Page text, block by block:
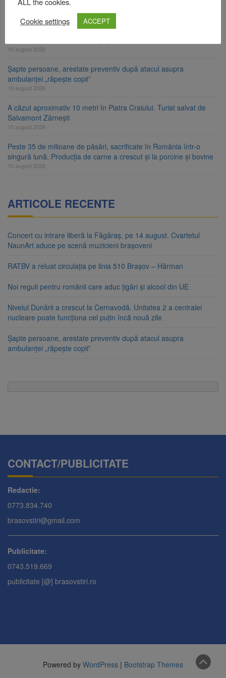
Nivelul Dunării a crescut la Cernavodă. Unitatea 2 a centralei
10 august 2026
Șapte persoane, arestate preventiv după atacul asupra
ambulanței „răpește copii”
10 august 2026
A căzut aproximativ 10 metri în Piatra Craiului. Turist salvat de
Salvamont Zărnești
10 august 2026
Peste 35 de milioane de păsări, sacrificate în România într-o
singură lună. Producția de carne a crescut și la porcine și bovine
10 august 2026
ARTICOLE RECENTE
Concert cu intrare liberă la Făgăraș, pe 14 august. Cvartetul
NaunArt aduce pe scenă muzicieni brașoveni
RATBV a reluat circulația pe linia 510 Brașov – Hărman
Noi reguli pentru românii care aduc țigări și alcool din UE
Nivelul Dunării a crescut la Cernavodă. Unitatea 2 a centralei
nucleare poate funcționa cel puțin încă nouă zile
Șapte persoane, arestate preventiv după atacul asupra
ambulanței „răpește copii”
CONTACT/PUBLICITATE
Redactie:
0773.834.740
brasovstiri@gmail.com
Publicitate:
0743.519.669
publicitate [@] brasovstiri.ro
Powered by WordPress | Bootstrap Themes
Cookie settings
ACCEPT